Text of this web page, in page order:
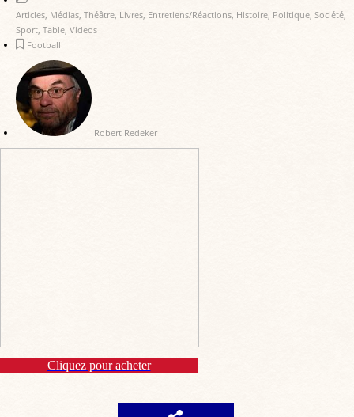
Articles, Médias, Théâtre, Livres, Entretiens/Réactions, Histoire, Politique, Société,
Sport, Table, Videos
Football
Robert Redeker
Cliquez pour acheter